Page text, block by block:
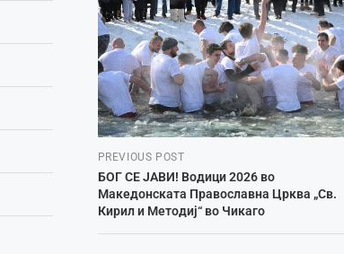
PREVIOUS POST
БОГ СЕ ЈАВИ! Водици 2026 во
Македонската Православна Црква „Св.
Кирил и Методиј“ во Чикаго